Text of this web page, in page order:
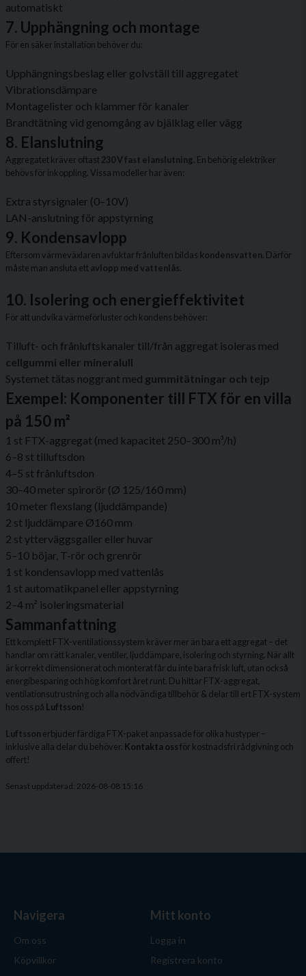
automatiskt
7. Upphängning och montage
För en säker installation behöver du:
Upphängningsbeslag eller golvställ till aggregatet
Vibrationsdämpare
Montagelister och klammer för kanaler
Brandtätning vid genomgång av bjälklag eller vägg
8. Elanslutning
Aggregatet kräver oftast230 V fast elanslutning. En behörig elektriker
behövs för inkoppling. Vissa modeller har även:
Extra styrsignaler (0–10V)
LAN-anslutning för appstyrning
9. Kondensavlopp
Eftersom värmeväxlaren avfuktar frånluften bildas kondensvatten. Därför
måste man ansluta ettavlopp med vattenlås.
10. Isolering och energieffektivitet
För att undvika värmeförluster och kondens behöver:
Tilluft- och frånluftskanaler till/från aggregat isoleras med
cellgummi eller mineralull
Systemet tätas noggrant med gummitätningar och tejp
Exempel: Komponenter till FTX för en villa
på 150 m²
1 st FTX-aggregat (med kapacitet 250–300 m³/h)
6–8 st tilluftsdon
4–5 st frånluftsdon
30–40 meter spirorör (Ø 125/160 mm)
10 meter flexslang (ljuddämpande)
2 st ljuddämpare Ø160 mm
2 st ytterväggsgaller eller huvar
5–10 böjar, T-rör och grenrör
1 st kondensavlopp med vattenlås
1 st automatikpanel eller appstyrning
2–4 m² isoleringsmaterial
Sammanfattning
Ett komplett FTX-ventilationssystem kräver mer än bara ett aggregat – det
handlar om rätt kanaler, ventiler, ljuddämpare, isolering och styrning. När allt
är korrekt dimensionerat och monterat får du inte bara frisk luft, utan också
energibesparing och hög komfort året runt. Du hittar FTX-aggregat,
ventilationsutrustning och alla nödvändiga tillbehör & delar till ert FTX-system
hos oss på Luftsson!
Luftsson erbjuder färdiga FTX-paket anpassade för olika hustyper –
inklusive alla delar du behöver. Kontakta ossför kostnadsfri rådgivning och
offert!
Senast uppdaterad: 2026-08-08 15:16
Navigera
Om oss
Köpvillkor
Mitt konto
Logga in
Registrera konto